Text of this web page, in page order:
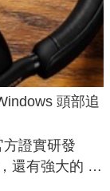
頭部追
證實研發
還有強大的 AI